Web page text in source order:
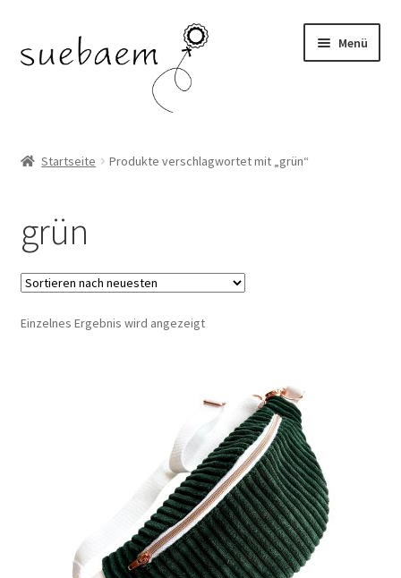
Navigation
Inhalt
Menü
RINGE
SALE
Startseite Produkte verschlagwortet mit „grün“
grün
Einzelnes Ergebnis wird angezeigt